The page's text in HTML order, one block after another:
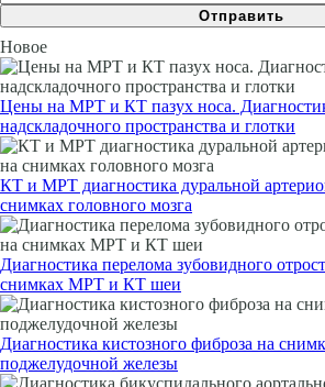
Новое
Цены на МРТ и КТ пазух носа.
надскладочного пространства и глотки
КТ и МРТ диагностика дуральной
снимках головного мозга
Диагностика перелома зубовидного
снимках МРТ и КТ шеи
Диагностика кистозного фиброза на
поджелудочной железы